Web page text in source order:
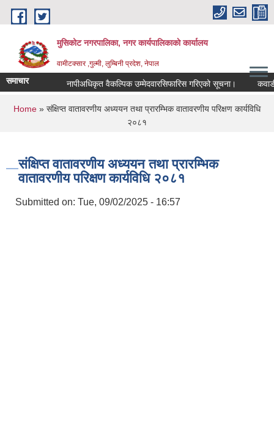
Skip to main content
मुसिकोट नगरपालिका, नगर कार्यपालिकाकाे कार्यालय
वामीटक्सार ,गुल्मी, लुम्बिनी प्रदेश, नेपाल
समाचार नापीअधिकृत वैकल्पिक उम्मेदवारसिफारिस गरिएको सूचना। कवाडी
You are here
Home » संक्षिप्त वातावरणीय अध्ययन तथा प्रारम्भिक वातावरणीय परिक्षण कार्यविधि
२०८१
संक्षिप्त वातावरणीय अध्ययन तथा प्रारम्भिक
वातावरणीय परिक्षण कार्यविधि २०८१
Submitted on: Tue, 09/02/2025 - 16:57